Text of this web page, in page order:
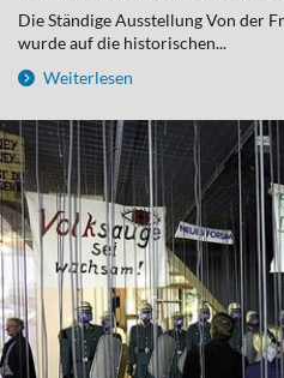
Die Ständige Ausstellung Von der
wurde auf die historischen...
Weiterlesen